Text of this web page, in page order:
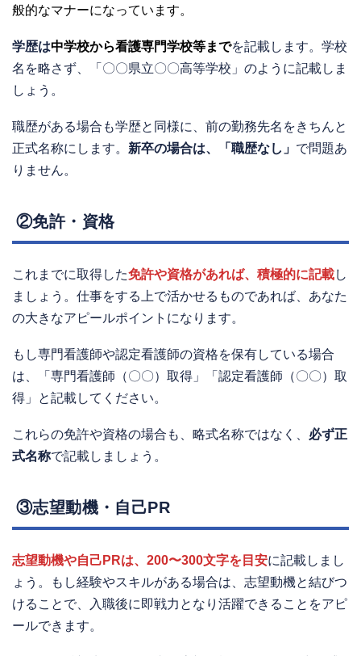
般的なマナーになっています。
学歴は中学校から看護専門学校等までを記載します。学校
名を略さず、「〇〇県立〇〇高等学校」のように記載しま
しょう。
職歴がある場合も学歴と同様に、前の勤務先名をきちんと
正式名称にします。 新卒の場合は、「職歴なし」 で問題あ
りません。
②免許・資格
これまでに取得した免許や資格があれば、積極的に記載し
ましょう。仕事をする上で活かせるものであれば、あなた
の大きなアピールポイントになります。
もし専門看護師や認定看護師の資格を保有している場合
は、「専門看護師（〇〇）取得」「認定看護師（〇〇）取
得」と記載してください。
これらの免許や資格の場合も、略式名称ではなく、 必ず正
式名称で記載しましょう。
③志望動機・自己PR
志望動機や自己PRは、200〜300文字を目安に記載しまし
ょう。もし経験やスキルがある場合は、志望動機と結びつ
けることで、入職後に即戦力となり活躍できることをアピ
ールできます。